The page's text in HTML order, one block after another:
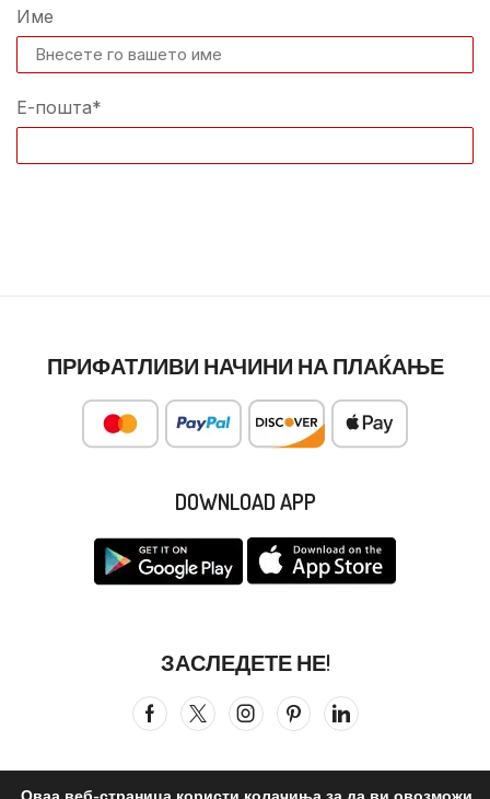
Име
Е-пошта*
ПРИФАТЛИВИ НАЧИНИ НА ПЛАЌАЊЕ
DOWNLOAD APP
ЗАСЛЕДЕТЕ НЕ!